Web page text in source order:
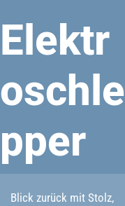
Elektr
oschle
pper
Blick zurück mit Stolz,